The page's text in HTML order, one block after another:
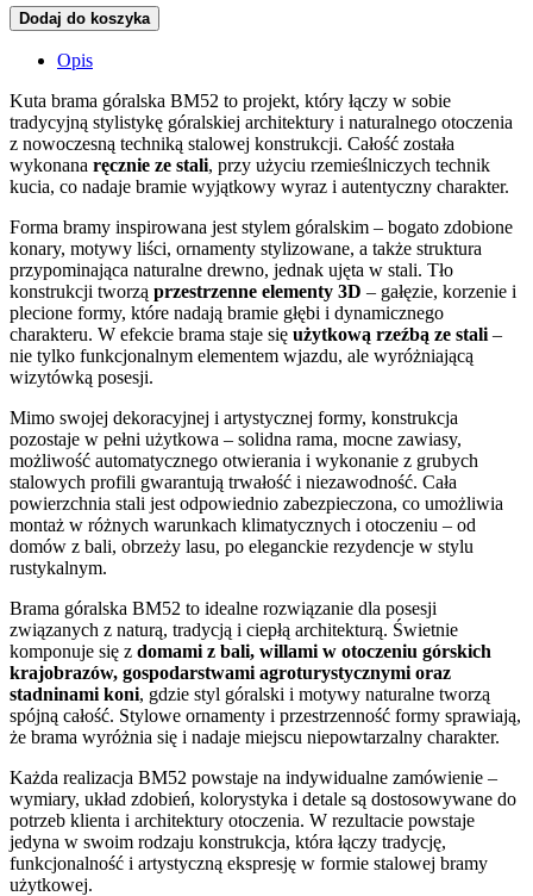
Dodaj do koszyka
Opis
Kuta brama góralska BM52 to projekt, który łączy w sobie
tradycyjną stylistykę góralskiej architektury i naturalnego otoczenia
z nowoczesną techniką stalowej konstrukcji. Całość została
wykonana ręcznie ze stali, przy użyciu rzemieślniczych technik
kucia, co nadaje bramie wyjątkowy wyraz i autentyczny charakter.
Forma bramy inspirowana jest stylem góralskim – bogato zdobione
konary, motywy liści, ornamenty stylizowane, a także struktura
przypominająca naturalne drewno, jednak ujęta w stali. Tło
konstrukcji tworzą przestrzenne elementy 3D – gałęzie, korzenie i
plecione formy, które nadają bramie głębi i dynamicznego
charakteru. W efekcie brama staje się użytkową rzeźbą ze stali –
nie tylko funkcjonalnym elementem wjazdu, ale wyróżniającą
wizytówką posesji.
Mimo swojej dekoracyjnej i artystycznej formy, konstrukcja
pozostaje w pełni użytkowa – solidna rama, mocne zawiasy,
możliwość automatycznego otwierania i wykonanie z grubych
stalowych profili gwarantują trwałość i niezawodność. Cała
powierzchnia stali jest odpowiednio zabezpieczona, co umożliwia
montaż w różnych warunkach klimatycznych i otoczeniu – od
domów z bali, obrzeży lasu, po eleganckie rezydencje w stylu
rustykalnym.
Brama góralska BM52 to idealne rozwiązanie dla posesji
związanych z naturą, tradycją i ciepłą architekturą. Świetnie
komponuje się z domami z bali, willami w otoczeniu górskich
krajobrazów, gospodarstwami agroturystycznymi oraz
stadninami koni, gdzie styl góralski i motywy naturalne tworzą
spójną całość. Stylowe ornamenty i przestrzenność formy sprawiają,
że brama wyróżnia się i nadaje miejscu niepowtarzalny charakter.
Każda realizacja BM52 powstaje na indywidualne zamówienie –
wymiary, układ zdobień, kolorystyka i detale są dostosowywane do
potrzeb klienta i architektury otoczenia. W rezultacie powstaje
jedyna w swoim rodzaju konstrukcja, która łączy tradycję,
funkcjonalność i artystyczną ekspresję w formie stalowej bramy
użytkowej.